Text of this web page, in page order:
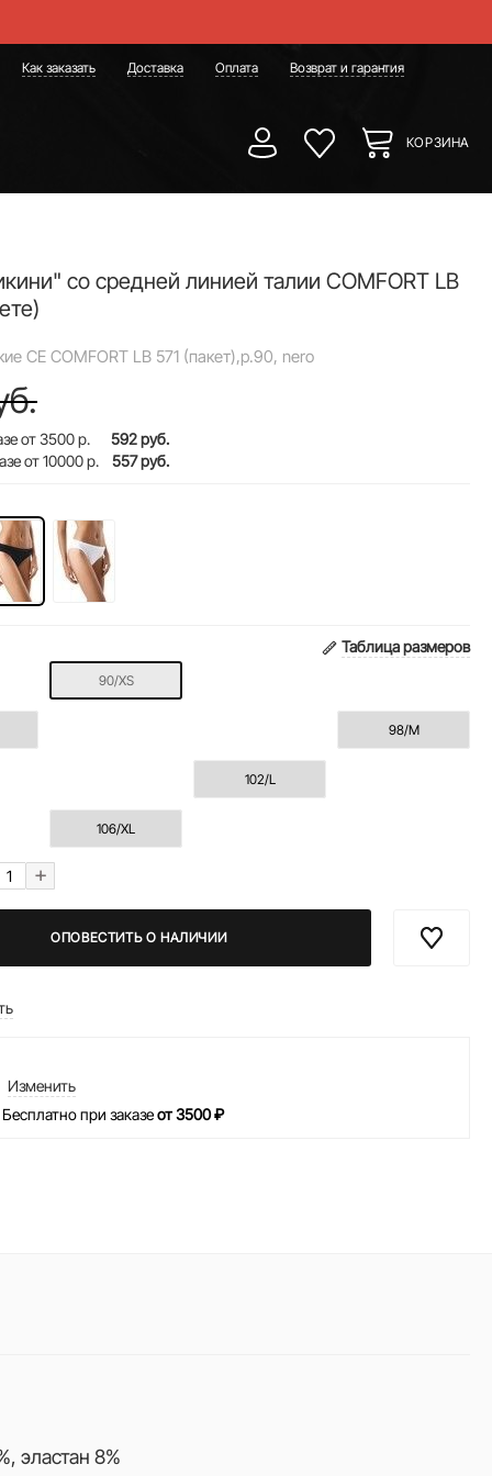
Как заказать Доставка Оплата Возврат и гарантия
КОРЗИНА
со средней линией талии COMFORT LB
CE COMFORT LB 571 (пакет),р.90, nero
от 3500 р. 592 руб.
от 10000 р. 557 руб.
Таблица размеров
90/XS
98/M
102/L
106/XL
+
ОПОВЕСТИТЬ О НАЛИЧИИ
Изменить
при заказеот 3500 ₽
эластан 8%